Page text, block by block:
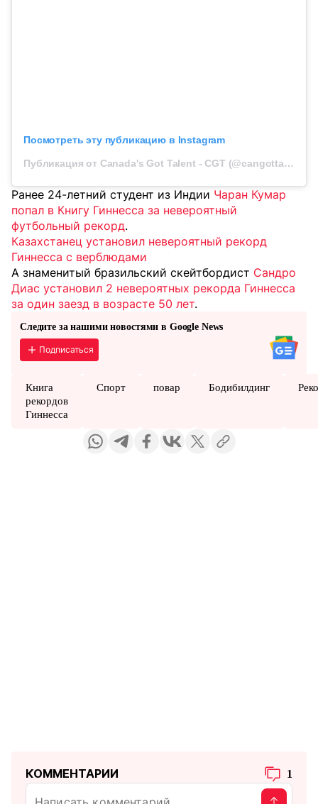
Посмотреть эту публикацию в Instagram
Публикация от Canada's Got Talent - CGT (@cangottalent)
Ранее 24-летний студент из Индии Чаран Кумар
попал в Книгу Гиннесса за невероятный
футбольный рекорд.
Казахстанец установил невероятный рекорд
Гиннесса с верблюдами
А знаменитый бразильский скейтбордист Сандро
Диас установил 2 невероятных рекорда Гиннесса
за один заезд в возрасте 50 лет.
Следите за нашими новостями в Google News
Подписаться
Книга
рекордов
Гиннесса
Спорт повар Бодибилдинг
КОММЕНТАРИИ 1